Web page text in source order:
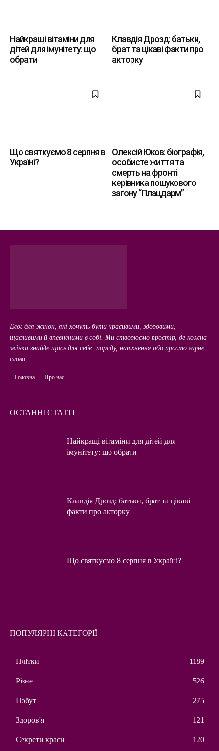
Найкращі вітаміни для
дітей для імунітету: що
обрати
Клавдія Дрозд: батьки,
брат та цікаві факти про
акторку
Що святкуємо 8 серпня в
Україні?
Олексій Юков: біографія,
особисте життя та
смерть на фронті
керівника пошукового
загону “Плацдарм”
Блог для жінок, які хочуть бути красивими, здоровими,
щасливими й впевненими в собі. Ми створюємо простір, де кожна
жінка знайде щось для себе: пораду, натхнення або просто гарне
слово.
Головна Про нас
ОСТАННІ СТАТТІ
Найкращі вітаміни для дітей для
імунітету: що обрати
Клавдія Дрозд: батьки, брат та цікаві
факти про акторку
Що святкуємо 8 серпня в Україні?
ПОПУЛЯРНІ КАТЕГОРІЇ
Плітки 1189
Різне 526
Побут 275
Здоров'я 121
Секрети краси 120